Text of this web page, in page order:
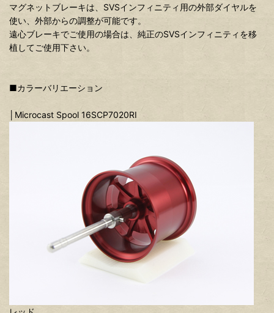
マグネットブレーキは、SVSインフィニティ用の外部ダイヤルを
使い、外部からの調整が可能です。
遠心ブレーキでご使用の場合は、純正のSVSインフィニティを移
植してご使用下さい。
■カラーバリエーション
│Microcast Spool 16SCP7020RI